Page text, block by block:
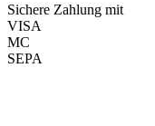
Sichere Zahlung mit
VISA
MC
SEPA